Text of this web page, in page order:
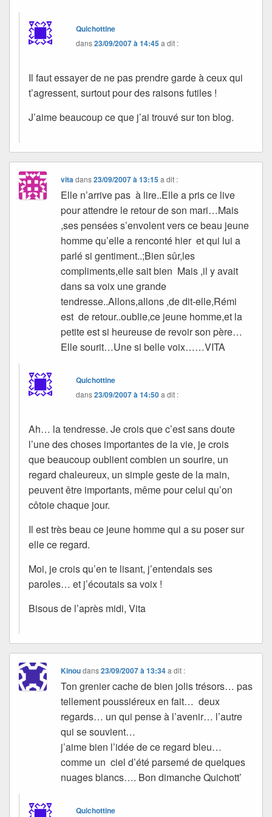
Quichottine
dans23/09/2007 à 14:45a dit :
Il faut essayer de ne pas prendre garde à ceux qui
t’agressent, surtout pour des raisons futiles !
J’aime beaucoup ce que j’ai trouvé sur ton blog.
vitadans23/09/2007 à 13:15 a dit :
Elle n’arrive pas à lire..Elle a pris ce live
pour attendre le retour de son mari…Mais
,ses pensées s’envolent vers ce beau jeune
homme qu’elle a renconté hier et qui lui a
parlé si gentiment..;Bien sûr,les
compliments,elle sait bien Mais ,il y avait
dans sa voix une grande
tendresse..Allons,allons ,de dit-elle,Rémi
est de retour..oublie,ce jeune homme,et la
petite est si heureuse de revoir son père…
Elle sourit…Une si belle voix……VITA
Quichottine
dans23/09/2007 à 14:50a dit :
Ah… la tendresse. Je crois que c’est sans doute
l’une des choses importantes de la vie, je crois
que beaucoup oublient combien un sourire, un
regard chaleureux, un simple geste de la main,
peuvent être importants, même pour celui qu’on
côtoie chaque jour.
Il est très beau ce jeune homme qui a su poser sur
elle ce regard.
Moi, je crois qu’en te lisant, j’entendais ses
paroles… et j’écoutais sa voix !
Bisous de l’après midi, Vita
Kinoudans23/09/2007 à 13:34 a dit :
Ton grenier cache de bien jolis trésors… pas
tellement poussiéreux en fait… deux
regards… un qui pense à l’avenir… l’autre
qui se souvient…
j’aime bien l’idée de ce regard bleu…
comme un ciel d’été parsemé de quelques
nuages blancs…. Bon dimanche Quichott’
Quichottine